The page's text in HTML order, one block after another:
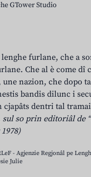
GTower Studio
furlane, che a
Che al è come dî
nazion, che dopo
bandis dilunc i
cjapâts dentri tal
sul so prin editoriâl de
- Agjenzie Regjonâl pe
Julie